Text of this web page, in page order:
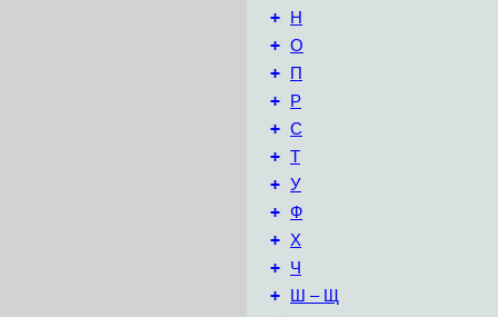
+ Н
+ О
+ П
+ Р
+ С
+ Т
+ У
+ Ф
+ Х
+ Ч
+ Ш – Щ